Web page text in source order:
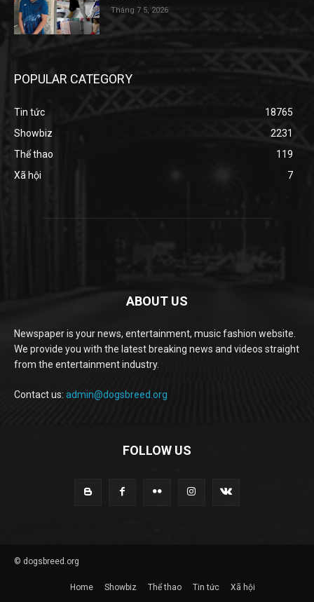
Tháng 7 5, 2026
POPULAR CATEGORY
Tin tức
18765
Showbiz
2231
Thể thao
119
Xã hội
7
ABOUT US
Newspaper is your news, entertainment, music fashion website.
We provide you with the latest breaking news and videos straight
from the entertainment industry.
Contact us: admin@dogsbreed.org
FOLLOW US
© dogsbreed.org
Home Showbiz Thể thao Tin tức Xã hội